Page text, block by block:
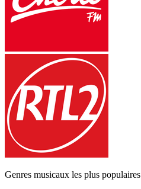
Genres musicaux les plus populaires